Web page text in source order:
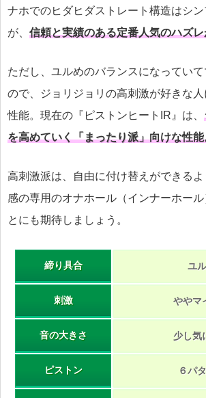
ナホでのヒダヒダストレート構造はシ
が、 信頼と実績のある定番人気のハズ
ただし、ユルめのバランスになってい
ので、ジョリジョリの高刺激が好きな
性能。現在の『ピストンヒートIR』は、
を高めていく「まったり派」向けな性能
高刺激派は、自由に付け替えができる
感の専用のオナホール（インナーホール
とにも期待しましょう。
締り具合 ユ
刺激 ややマ
音の大きさ 少し気
ピストン ６パ